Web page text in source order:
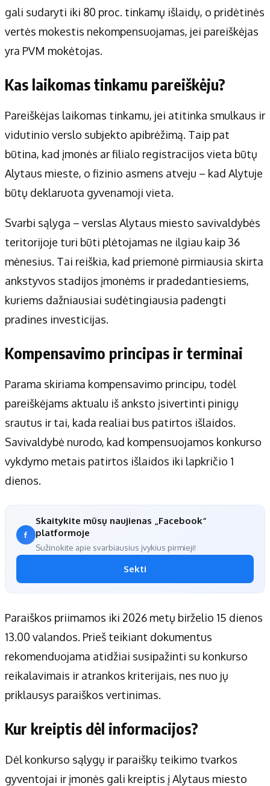
gali sudaryti iki 80 proc. tinkamų išlaidų, o pridėtinės
vertės mokestis nekompensuojamas, jei pareiškėjas
yra PVM mokėtojas.
Kas laikomas tinkamu pareiškėju?
Pareiškėjas laikomas tinkamu, jei atitinka smulkaus ir
vidutinio verslo subjekto apibrėžimą. Taip pat
būtina, kad įmonės ar filialo registracijos vieta būtų
Alytaus mieste, o fizinio asmens atveju – kad Alytuje
būtų deklaruota gyvenamoji vieta.
Svarbi sąlyga – verslas Alytaus miesto savivaldybės
teritorijoje turi būti plėtojamas ne ilgiau kaip 36
mėnesius. Tai reiškia, kad priemonė pirmiausia skirta
ankstyvos stadijos įmonėms ir pradedantiesiems,
kuriems dažniausiai sudėtingiausia padengti
pradines investicijas.
Kompensavimo principas ir terminai
Parama skiriama kompensavimo principu, todėl
pareiškėjams aktualu iš anksto įsivertinti pinigų
srautus ir tai, kada realiai bus patirtos išlaidos.
Savivaldybė nurodo, kad kompensuojamos konkurso
vykdymo metais patirtos išlaidos iki lapkričio 1
dienos.
Skaitykite mūsų naujienas „Facebook“
platformoje
Sužinokite apie svarbiausius įvykius pirmieji!
Sekti
Paraiškos priimamos iki 2026 metų birželio 15 dienos
13.00 valandos. Prieš teikiant dokumentus
rekomenduojama atidžiai susipažinti su konkurso
reikalavimais ir atrankos kriterijais, nes nuo jų
priklausys paraiškos vertinimas.
Kur kreiptis dėl informacijos?
Dėl konkurso sąlygų ir paraiškų teikimo tvarkos
gyventojai ir įmonės gali kreiptis į Alytaus miesto